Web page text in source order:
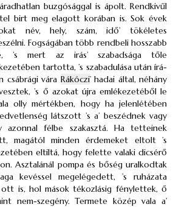
buzgósággal is ápolt. Rendkivűl
birt meg elagott korában is. Sok évek
név, hely, szám, idő’ tökéletes
Fogságában több rendbeli hosszabb
’s mert az irás’ szabadsága tőle
tartotta, ’s szabadulása után írá-
csábrági vára Rákóczi’ hadai által, néhány
’s ő azokat újra emlékezetéből le
olly mértékben, hogy ha jelenlétében
látszott ’s a’ beszédnek vagy
azonnal félbe szakasztá. Ha tetteinek
magától minden érdemeket eltolt ’s
eltiltá, hogy felette valaki dicsérő
Asztalánál pompa és bőség uralkodtak
kevéssel megelégedett, ’s ruházata
ott is, hol mások tékozlásig fénylettek, ő
nem-szegény. Termete közép vala a’